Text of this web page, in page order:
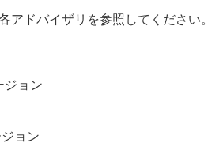
ドバイザリを参照してください。
ジョン
ジョン